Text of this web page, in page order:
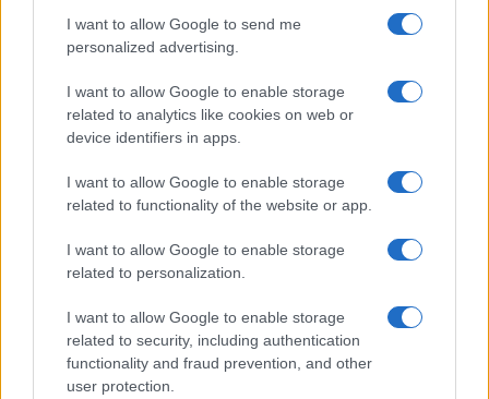
I want to allow Google to send me
personalized advertising.
I want to allow Google to enable storage
related to analytics like cookies on web or
device identifiers in apps.
I want to allow Google to enable storage
related to functionality of the website or app.
I want to allow Google to enable storage
related to personalization.
I want to allow Google to enable storage
related to security, including authentication
functionality and fraud prevention, and other
user protection.
μακεδονικής μειονότητας εντός Ελλάδος-Η
ΝΔ δεν θα κυρώσει τη Συμφωνία των